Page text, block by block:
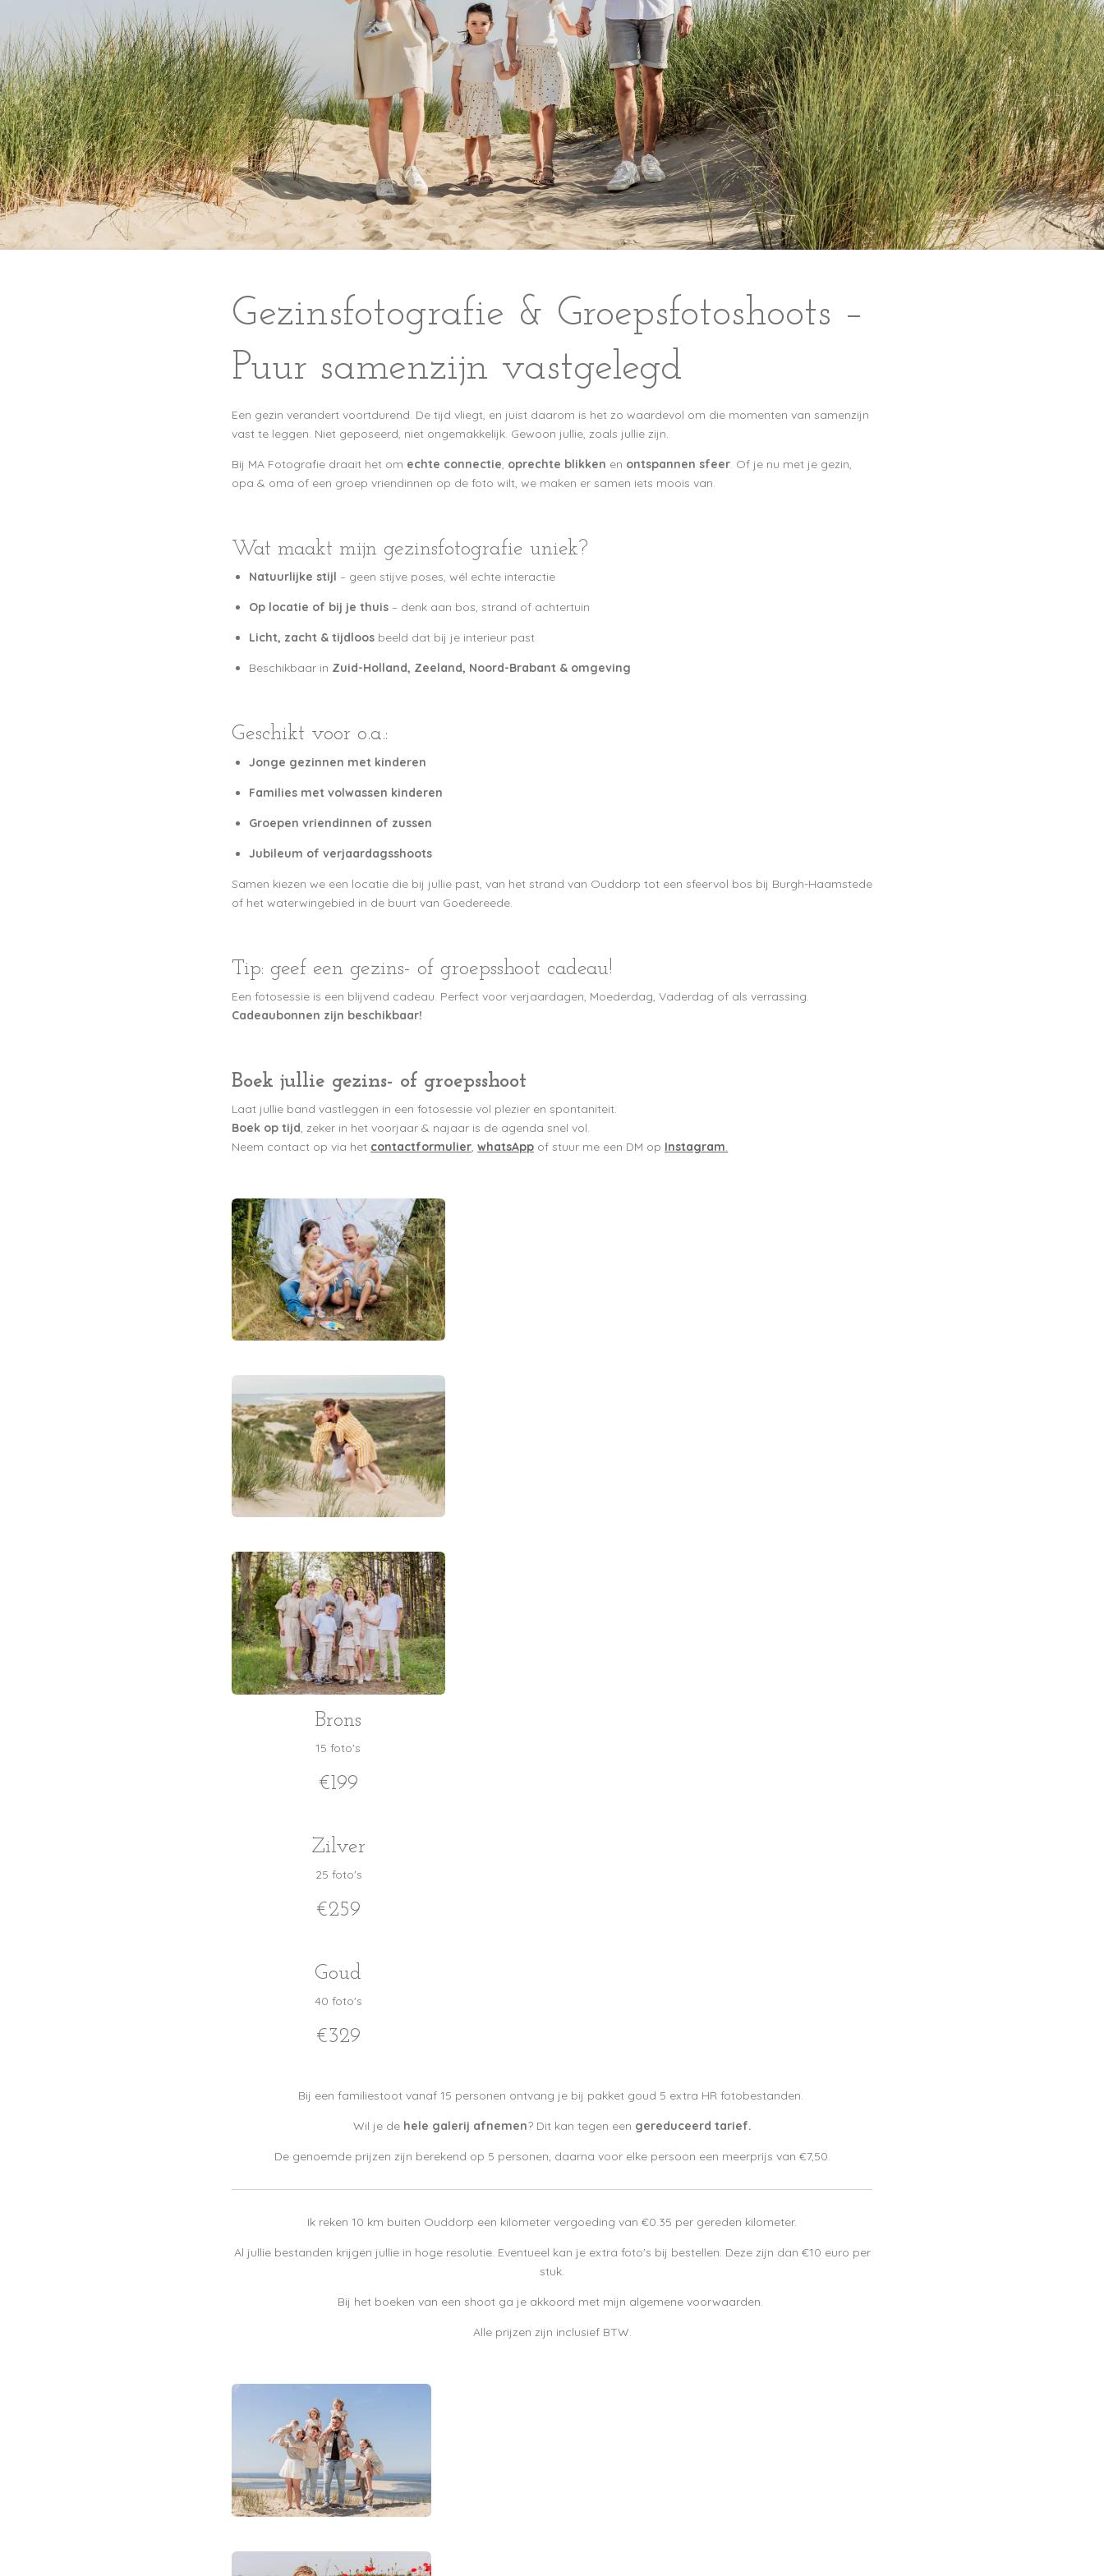
Gezinsfotografie & Groepsfotoshoots –
Puur samenzijn vastgelegd
Een gezin verandert voortdurend. De tijd vliegt, en juist daarom is het zo waardevol om die momenten van samenzijn
vast te leggen. Niet geposeerd, niet ongemakkelijk. Gewoon jullie, zoals jullie zijn.
Bij MA Fotografie draait het om echte connectie, oprechte blikken en ontspannen sfeer. Of je nu met je gezin,
opa & oma of een groep vriendinnen op de foto wilt, we maken er samen iets moois van.
Wat maakt mijn gezinsfotografie uniek?
Natuurlijke stijl – geen stijve poses, wél echte interactie
Op locatie of bij je thuis – denk aan bos, strand of achtertuin
Licht, zacht & tijdloos beeld dat bij je interieur past
Beschikbaar in Zuid-Holland, Zeeland, Noord-Brabant & omgeving
Geschikt voor o.a.:
Jonge gezinnen met kinderen
Families met volwassen kinderen
Groepen vriendinnen of zussen
Jubileum of verjaardagsshoots
Samen kiezen we een locatie die bij jullie past, van het strand van Ouddorp tot een sfeervol bos bij Burgh-Haamstede
of het waterwingebied in de buurt van Goedereede.
Tip: geef een gezins- of groepsshoot cadeau!
Een fotosessie is een blijvend cadeau. Perfect voor verjaardagen, Moederdag, Vaderdag of als verrassing.
Cadeaubonnen zijn beschikbaar!
Boek jullie gezins- of groepsshoot
Laat jullie band vastleggen in een fotosessie vol plezier en spontaniteit.
Boek op tijd, zeker in het voorjaar & najaar is de agenda snel vol.
Neem contact op via het contactformulier, whatsApp of stuur me een DM op Instagram.
Brons
15 foto's
€199
Zilver
25 foto's
€259
Goud
40 foto's
€329
Bij een familiestoot vanaf 15 personen ontvang je bij pakket goud 5 extra HR fotobestanden.
Wil je de hele galerij afnemen? Dit kan tegen een gereduceerd tarief.
De genoemde prijzen zijn berekend op 5 personen, daarna voor elke persoon een meerprijs van €7,50.
Ik reken 10 km buiten Ouddorp een kilometer vergoeding van €0.35 per gereden kilometer.
Al jullie bestanden krijgen jullie in hoge resolutie. Eventueel kan je extra foto's bij bestellen. Deze zijn dan €10 euro per
stuk.
Bij het boeken van een shoot ga je akkoord met mijn algemene voorwaarden.
Alle prijzen zijn inclusief BTW.